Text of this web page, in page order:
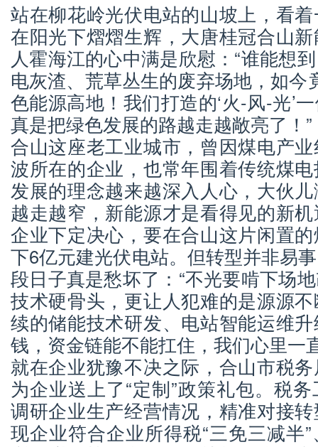
站在柳花岭光伏电站的山坡上，看
在阳光下熠熠生辉，大唐桂冠合山
人霍海江的心中满是欣慰：“谁能想
电灰渣、荒草丛生的废弃场地，如今
色能源高地！我们打造的‘火-风-光’
真是把绿色发展的路越走越敞亮了！”
合山这座老工业城市，曾因煤电产
波所在的企业，也常年围着传统煤
发展的理念越来越深入人心，大伙
越走越窄，新能源才是看得见的新
企业下定决心，要在合山这片闲置
下6亿元建光伏电站。但转型并非易
段日子真是愁坏了：“不光要啃下场
技术硬骨头，更让人犯难的是源源
续的储能技术研发、电站智能运维
钱，资金链能不能扛住，我们心里一
就在企业犹豫不决之际，合山市税
为企业送上了“定制”政策礼包。税
调研企业生产经营情况，精准对接
现企业符合企业所得税“三免三减半